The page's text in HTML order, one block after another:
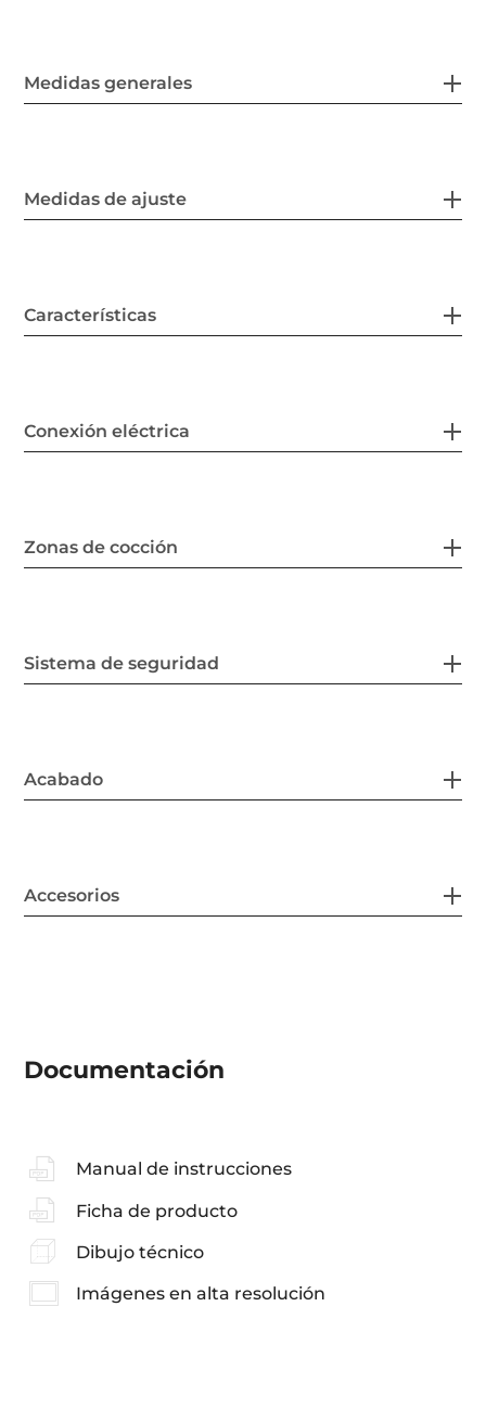
Medidas generales
Medidas de ajuste
Características
Conexión eléctrica
Zonas de cocción
Sistema de seguridad
Acabado
Accesorios
Documentación
Manual de instrucciones
Ficha de producto
Dibujo técnico
Imágenes en alta resolución